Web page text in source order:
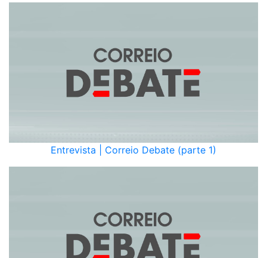
Entrevista | Correio Debate (parte 1)